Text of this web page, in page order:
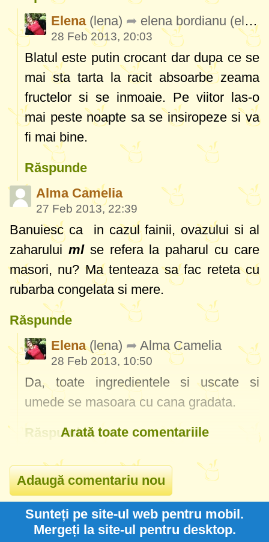
Elena (lena) elena bordianu (elenabordianu)
28 Feb 2013, 20:03
Blatul este putin crocant dar dupa ce se
mai sta tarta la racit absoarbe zeama
fructelor si se inmoaie. Pe viitor las-o
mai peste noapte sa se insiropeze si va
fi mai bine.
Răspunde
Alma Camelia
27 Feb 2013, 22:39
Banuiesc ca in cazul fainii, ovazului si al
zaharului ml se refera la paharul cu care
masori, nu? Ma tenteaza sa fac reteta cu
rubarba congelata si mere.
Răspunde
Elena(lena) Alma Camelia
28 Feb 2013, 10:50
Da, toate ingredientele si uscate si
umede se masoara cu cana gradata.
RăspundeArată toate comentariile
Sunteți pe site-ul web pentru mobil.
Mergeți la site-ul pentru desktop.